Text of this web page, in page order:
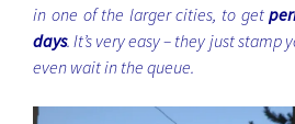
in one of the larger cities, to get
days. It’s very easy – they just stamp
even wait in the queue.